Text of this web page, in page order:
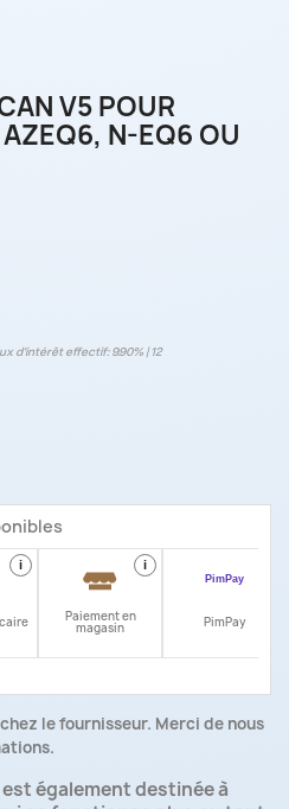
V5 POUR
N-EQ6 OU
d‘intérêt effectif: 9.90% | 12
i i
Paiement en
magasin PimPay
le fournisseur. Merci de nous
est également destinée à